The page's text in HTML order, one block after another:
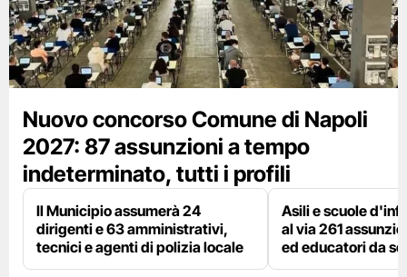
Nuovo concorso Comune di Napoli
2027: 87 assunzioni a tempo
indeterminato, tutti i profili
Il Municipio assumerà 24
dirigenti e 63 amministrativi,
tecnici e agenti di polizia locale
Asili e scuole
al via 261
ed educatori da